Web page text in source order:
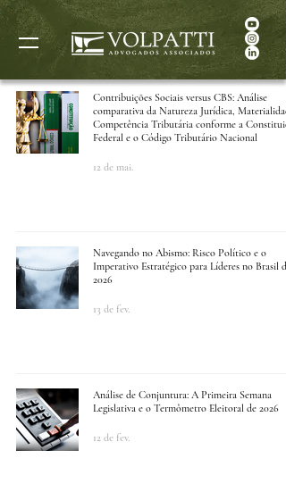
Contribuições Sociais versus CBS: Análise
comparativa da Natureza Jurídica,
Competência Tributária conforme a
Federal e o Código Tributário Nacional
12 de mai.
Navegando no Abismo: Risco Político e o
Imperativo Estratégico para Líderes no Brasil de
2026
13 de fev.
Análise de Conjuntura: A Primeira Semana
Legislativa e o Termômetro Eleitoral de 2026
12 de fev.